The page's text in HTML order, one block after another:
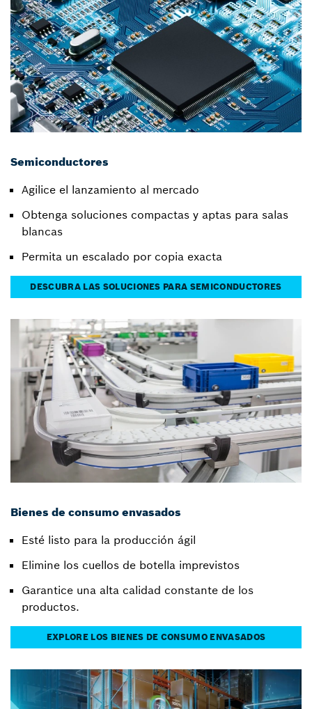
Semiconductores
Agilice el lanzamiento al mercado
Obtenga soluciones compactas y aptas para salas
blancas
Permita un escalado por copia exacta
DESCUBRA LAS SOLUCIONES PARA SEMICONDUCTORES
Bienes de consumo envasados
Esté listo para la producción ágil
Elimine los cuellos de botella imprevistos
Garantice una alta calidad constante de los
productos.
EXPLORE LOS BIENES DE CONSUMO ENVASADOS